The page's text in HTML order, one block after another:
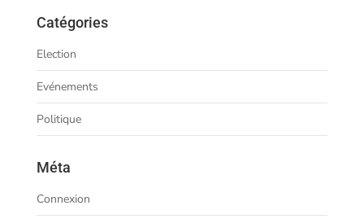
Catégories
Election
Evénements
Politique
Méta
Connexion